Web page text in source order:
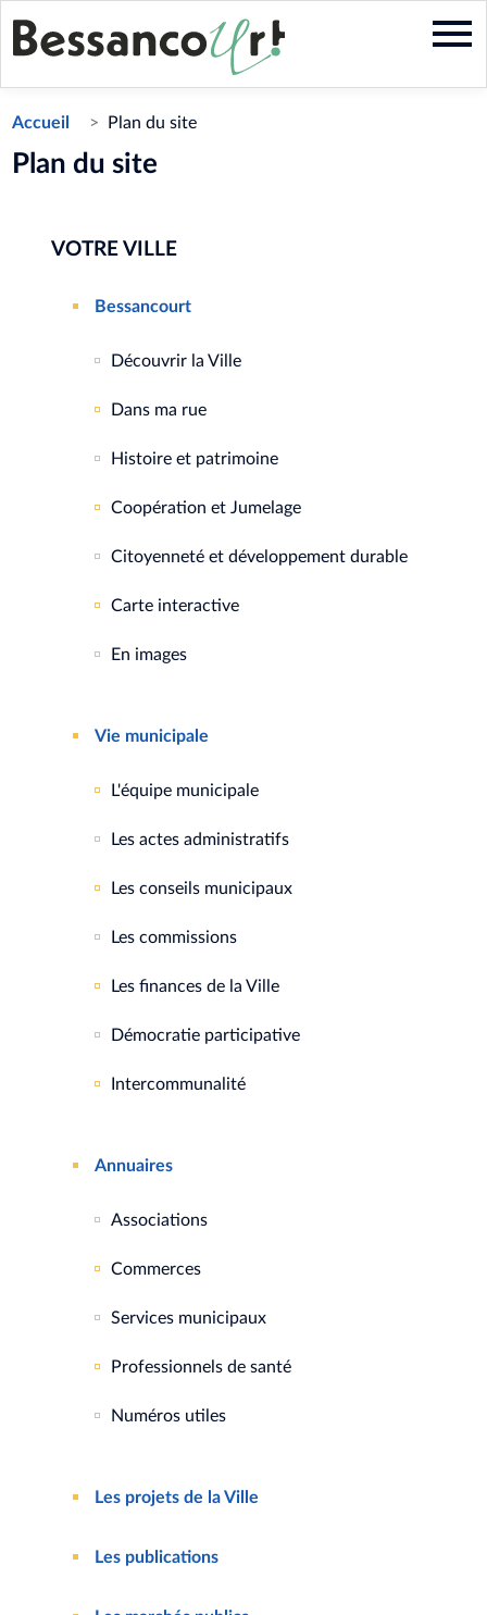
Aller
au
contenu
Accueil Plan du site
Plan du site
Menu
VOTRE VILLE
Bessancourt
Découvrir la Ville
Dans ma rue
Histoire et patrimoine
Coopération et Jumelage
Citoyenneté et développement durable
Carte interactive
En images
Vie municipale
L'équipe municipale
Les actes administratifs
Les conseils municipaux
Les commissions
Les finances de la Ville
Démocratie participative
Intercommunalité
Annuaires
Associations
Commerces
Services municipaux
Professionnels de santé
Numéros utiles
Les projets de la Ville
Les publications